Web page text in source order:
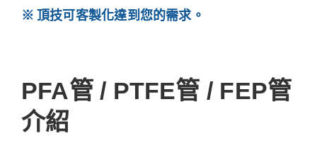
頂技可客製化達到您的需求。
PFA管 / PTFE管 / FEP管
介紹